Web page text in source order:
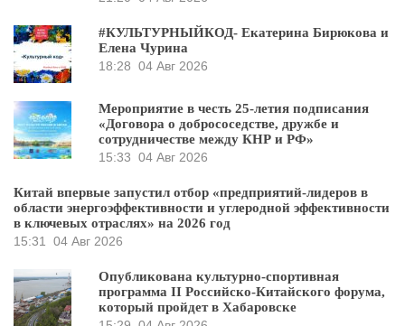
#КУЛЬТУРНЫЙКОД- Екатерина Бирюкова и
Елена Чурина
18:28 04 Авг 2026
Мероприятие в честь 25-летия подписания
«Договора о добрососедстве, дружбе и
сотрудничестве между КНР и РФ»
15:33 04 Авг 2026
Китай впервые запустил отбор «предприятий-лидеров в
области энергоэффективности и углеродной эффективности
в ключевых отраслях» на 2026 год
15:31
04 Авг 2026
Опубликована культурно-спортивная
программа II Российско-Китайского форума,
который пройдет в Хабаровске